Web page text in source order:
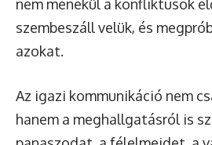
nem menekül a konfliktusok
szembeszáll velük, és
azokat.
Az igazi kommunikáció nem
hanem a meghallgatásról is